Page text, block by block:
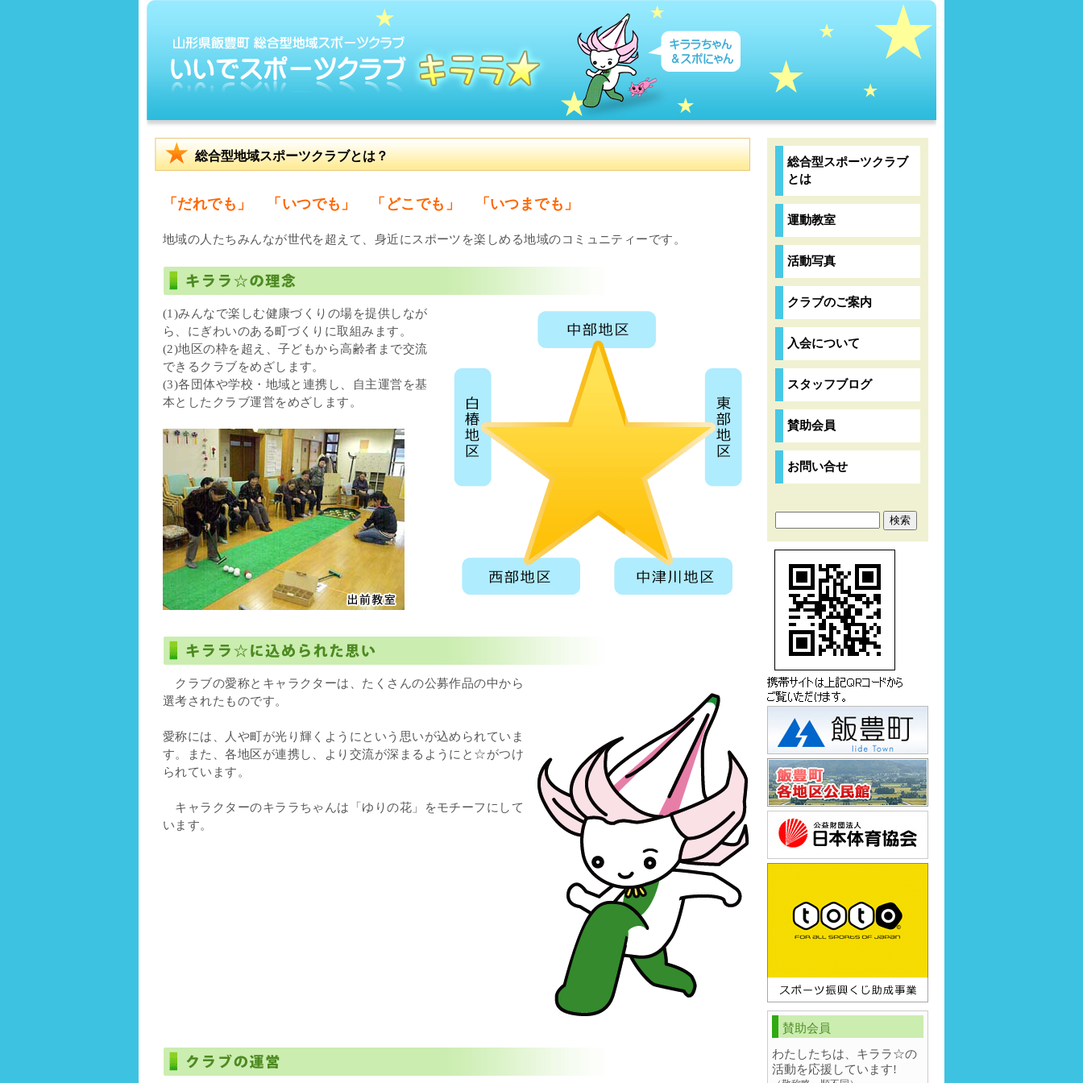
総合型地域スポーツクラブとは？
「だれでも」 「いつでも」 「どこでも」 「いつまでも」
地域の人たちみんなが世代を超えて、身近にスポーツを楽しめる地域のコミュニティーです。
(1)みんなで楽しむ健康づくりの場を提供しなが
ら、にぎわいのある町づくりに取組みます。
(2)地区の枠を超え、子どもから高齢者まで交流
できるクラブをめざします。
(3)各団体や学校・地域と連携し、自主運営を基
本としたクラブ運営をめざします。
クラブの愛称とキャラクターは、たくさんの公募作品の中から
選考されたものです。
愛称には、人や町が光り輝くようにという思いが込められていま
す。また、各地区が連携し、より交流が深まるようにと☆がつけ
られています。
キャラクターのキララちゃんは「ゆりの花」をモチーフにして
います。
総合型スポーツクラブ
とは
運動教室
活動写真
クラブのご案内
入会について
スタッフブログ
賛助会員
お問い合せ
賛助会員
わたしたちは、キララ☆の
活動を応援しています!